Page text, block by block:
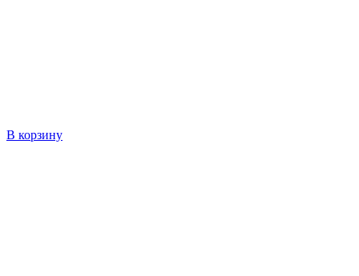
В корзину